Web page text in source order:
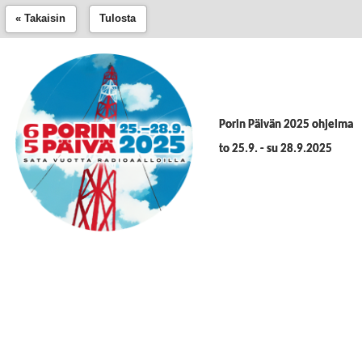
« Takaisin Tulosta
Porin Päivän 2025 ohjelma
to 25.9. - su 28.9.2025